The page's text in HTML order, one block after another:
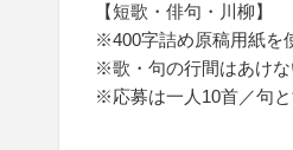
【短歌・俳句・川柳】
※400字詰め原稿用紙を
※歌・句の行間はあけな
※応募は一人10首／句と